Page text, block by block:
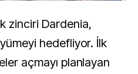
zinciri Dardenia,
hedefliyor. İlk
açmayı planlayan